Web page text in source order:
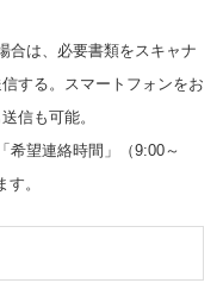
合は、必要書類をスキャナ
する。スマートフォンをお
信も可能。
希望連絡時間」（9:00～
。